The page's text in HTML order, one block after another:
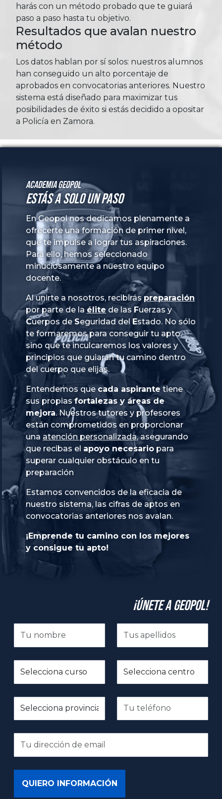
harás con un método probado que te guiará
paso a paso hasta tu objetivo.
Resultados que avalan nuestro
método
Los datos hablan por sí solos: nuestros alumnos
han conseguido un alto porcentaje de
aprobados en convocatorias anteriores. Nuestro
sistema está diseñado para maximizar tus
posibilidades de éxito si estás decidido a opositar
a Policía en Zamora.
Academia GeoPol
Estás a solo un paso
En Geopol nos dedicamos plenamente a
ofrecerte una formación de primer nivel,
que te impulse a lograr tus aspiraciones.
Para ello, hemos seleccionado
minuciosamente a nuestro equipo
docente.
Al unirte a nosotros, recibiráspreparación
por parte de la élite de las Fuerzas y
Cuerpos de Seguridad del Estado. No sólo
te formaremos para conseguir tu apto,
sino que te inculcaremos los valores y
principios que guiarán tu camino dentro
del cuerpo que elijas.
Entendemos que cada aspirante tiene
sus propias fortalezas y áreas de
mejora. Nuestros tutores y profesores
están comprometidos en proporcionar
una atención personalizada, asegurando
que recibas el apoyo necesario para
superar cualquier obstáculo en tu
preparación
Estamos convencidos de la eficacia de
nuestro sistema, las cifras de aptos en
convocatorias anteriores nos avalan.
¡Emprende tu camino con los mejores
y consigue tu apto!
¡Únete a GeoPol!